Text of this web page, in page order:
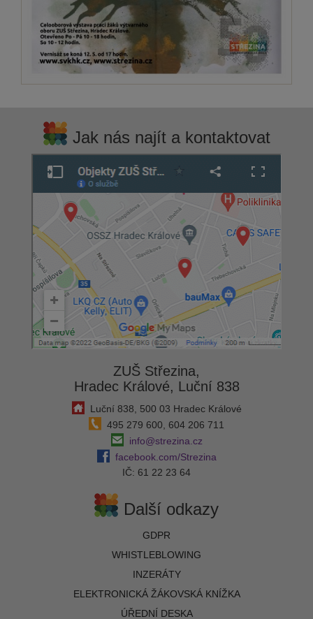
Jak nás najít a kontaktovat
ZUŠ Střezina,
Hradec Králové, Luční 838
Luční 838, 500 03 Hradec Králové
495 279 600, 604 206 711
info@strezina.cz
facebook.com/Strezina
IČ: 61 22 23 64
Další odkazy
GDPR
WHISTLEBLOWING
INZERÁTY
ELEKTRONICKÁ ŽÁKOVSKÁ KNÍŽKA
ÚŘEDNÍ DESKA